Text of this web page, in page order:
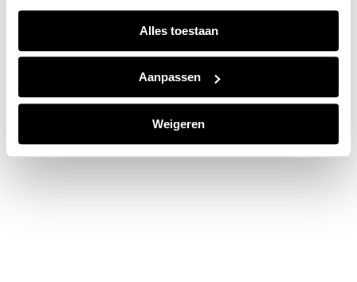
Alles toestaan
Aanpassen
Weigeren